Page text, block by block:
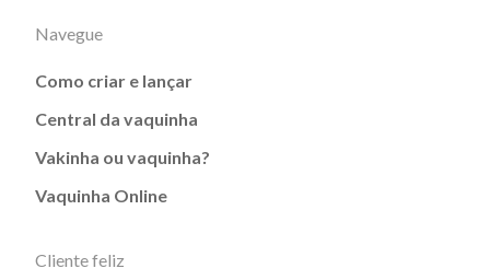
Navegue
Como criar e lançar
Central da vaquinha
Vakinha ou vaquinha?
Vaquinha Online
Cliente feliz